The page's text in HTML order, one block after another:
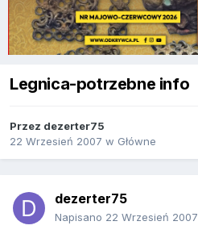
Legnica-potrzebne info
Przez dezerter75
22 Wrzesień 2007 w Główne
dezerter75
Napisano 22 Wrzesień 2007